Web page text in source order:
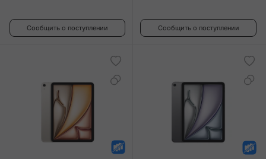
Сообщить о поступлении Сообщить о поступлении